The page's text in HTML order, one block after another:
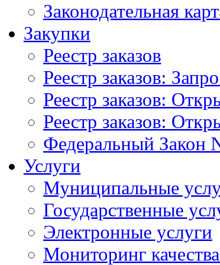
Законодательная
Закупки
Реестр заказов
Реестр заказов:
Реестр заказов:
Реестр заказов:
Федеральный Закон
Услуги
Муниципальные
Государственные
Электронные услуги
Мониторинг